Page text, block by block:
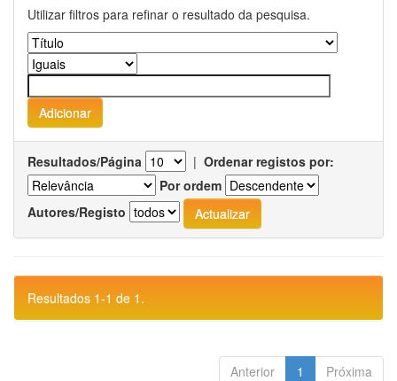
Utilizar filtros para refinar o resultado da pesquisa.
Resultados/Página | Ordenar registos por:
Por ordem
Autores/Registo
Resultados 1-1 de 1.
Anterior 1 Próxima